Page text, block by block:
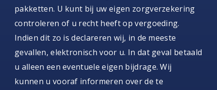
pakketten. U kunt bij uw eigen zorgverzekering
controleren of u recht heeft op vergoeding.
Indien dit zo is declareren wij, in de meeste
gevallen, elektronisch voor u. In dat geval betaald
u alleen een eventuele eigen bijdrage. Wij
kunnen u vooraf informeren over de te